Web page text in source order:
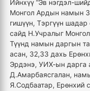
Ийнхүү “Эв нэгдэл-
Монгол Ардын намын
гишүүн, Тэргүүн
сайд Н.Учралыг
Түүнд намын даргын
асан, 32,33 дахь
Эрдэнэ, УИХ-ын дарга
Д.Амарбаясгалан,
Я.Содбаатар, Ерөнхий